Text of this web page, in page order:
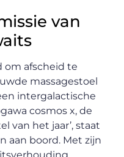
van
om afscheid te
massagestoel
intergalactische
cosmos x, de
van het jaar’, staat
aan boord. Met zijn